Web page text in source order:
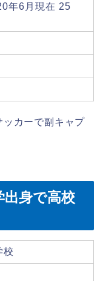
年6月現在 25
カーで副キャプ
出身で高校
校